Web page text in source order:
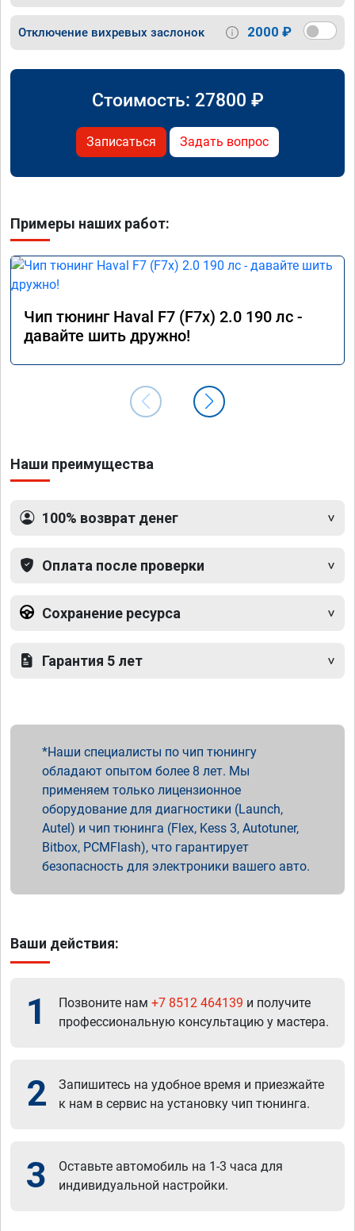
Отключение вихревых заслонок 2000 ₽
Стоимость: 27800 ₽
Записаться Задать вопрос
Примеры наших работ:
Чип тюнинг Haval F7 (F7x) 2.0 190 лс -
давайте шить дружно!
Наши преимущества
100% возврат денег
Оплата после проверки
Сохранение ресурса
Гарантия 5 лет
Наши специалисты по чип тюнингу
обладают опытом более 8 лет. Мы
применяем только лицензионное
оборудование для диагностики (Launch,
Autel) и чип тюнинга (Flex, Kess 3, Autotuner,
Bitbox, PCMFlash), что гарантирует
безопасность для электроники вашего авто.
Ваши действия:
1 Позвоните нам +7 8512 464139 и получите
профессиональную консультацию у мастера.
2
Запишитесь на удобное время и приезжайте
к нам в сервис на установку чип тюнинга.
3
Оставьте автомобиль на 1-3 часа для
индивидуальной настройки.